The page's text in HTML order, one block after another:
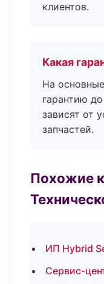
клиентов.
Какая
На
гарантию
зависят от
запчастей.
Похожие
ИП Hybrid
Сервис-